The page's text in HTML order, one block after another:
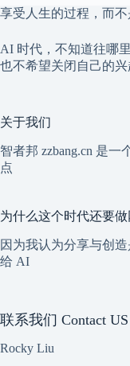
享受人生的过程，而
AI 时代，不知道往哪
也不希望关闭自己的兴
关于我们
智者邦 zzbang.cn 是
点
为什么这个时代还要做
因为我认为分享与创
给 AI
联系我们 Contact US
Rocky Liu